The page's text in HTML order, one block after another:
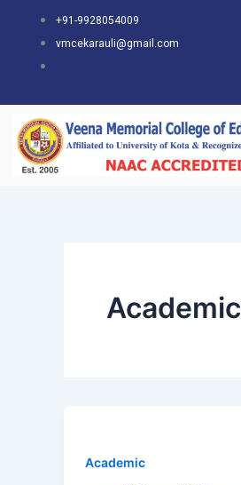
+91-9928054009
vmcekarauli@gmail.com
Academic
Academic